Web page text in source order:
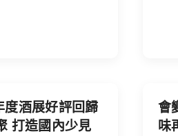
度酒展好評回歸
打造國內少見
會
味